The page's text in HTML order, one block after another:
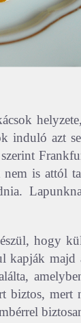
induló azt
nem is attól
hogy
kapják majd
biztos, mert